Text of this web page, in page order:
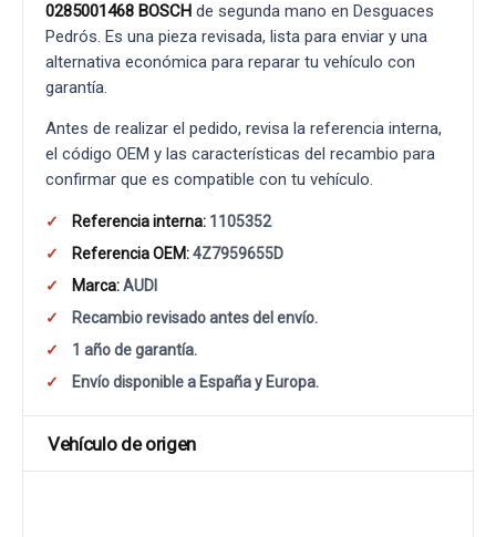
0285001468 BOSCH de segunda mano en Desguaces
Pedrós. Es una pieza revisada, lista para enviar y una
alternativa económica para reparar tu vehículo con
garantía.
Antes de realizar el pedido, revisa la referencia interna,
el código OEM y las características del recambio para
confirmar que es compatible con tu vehículo.
Referencia interna: 1105352
Referencia OEM:4Z7959655D
Marca:AUDI
Recambio revisado antes del envío.
1 año de garantía.
Envío disponible a España y Europa.
Vehículo de origen